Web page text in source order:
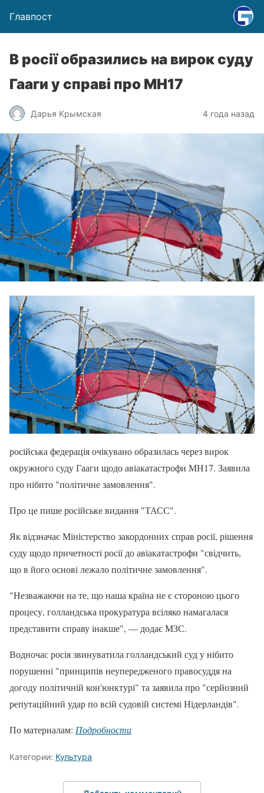
Главпост
В росії образились на вирок суду
Гааги у справі про MH17
Дарья Крымская 4 года назад
російська федерація очікувано образилась через вирок
окружного суду Гааги щодо авіакатастрофи МН17. Заявила
про нібито "політичне замовлення".
Про це пише російське видання "ТАСС".
Як відзначає Міністерство закордонних справ росії, рішення
суду щодо причетності росії до авіакатастрофи "свідчить,
що в його основі лежало політичне замовлення".
"Незважаючи на те, що наша країна не є стороною цього
процесу, голландська прокуратура всіляко намагалася
представити справу інакше", — додає МЗС.
Водночас росія звинуватила голландський суд у нібито
порушенні "принципів неупередженого правосуддя на
догоду політичній кон'юнктурі" та заявила про "серйозний
репутаційний удар по всій судовій системі Нідерландів".
По материалам: Подробности
Категории: Культура